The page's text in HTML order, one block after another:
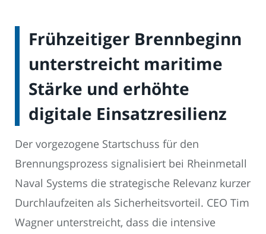
Frühzeitiger Brennbeginn
unterstreicht maritime
Stärke und erhöhte
digitale Einsatzresilienz
Der vorgezogene Startschuss für den
Brennungsprozess signalisiert bei Rheinmetall
Naval Systems die strategische Relevanz kurzer
Durchlaufzeiten als Sicherheitsvorteil. CEO Tim
Wagner unterstreicht, dass die intensive